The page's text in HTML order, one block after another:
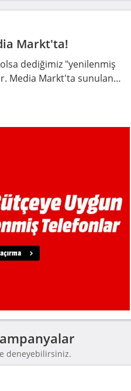
Markt'ta!
dediğimiz "yenilenmiş
Media Markt'ta sunulan…
deneyebilirsiniz.